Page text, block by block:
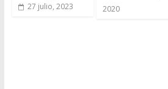
27 julio, 2023
2020